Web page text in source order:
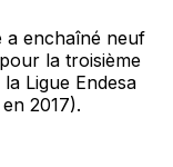
a enchaîné neuf
la troisième
Ligue Endesa
2017).